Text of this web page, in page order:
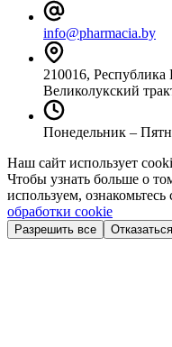
info@pharmacia.by
210016, Республика
Великолукский
Понедельник –
Наш сайт использует
Чтобы узнать больше о
используем, ознакомьтесь
обработки cookie
Разрешить все Отказаться